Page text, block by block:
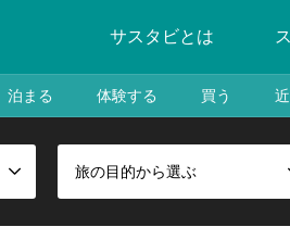
サスタビとは
泊まる 体験する 買う
旅の目的から選ぶ